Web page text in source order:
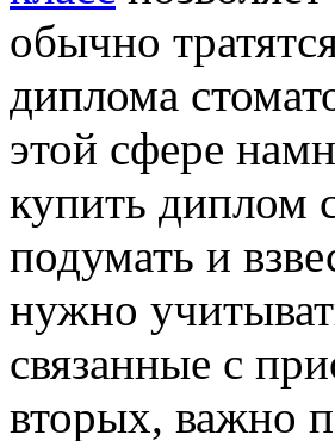
обычно
диплома
этой сфере
купить диплом
подумать и
нужно
связанные с
вторых, важно